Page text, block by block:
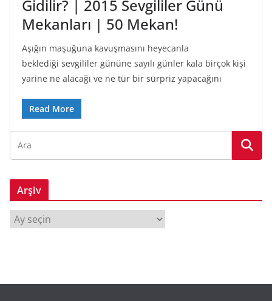
Gidilir? | 2015 Sevgililer Günü
Mekanları | 50 Mekan!
Aşığın maşuğuna kavuşmasını heyecanla
beklediği sevgililer gününe sayılı günler kala birçok kişi
yarine ne alacağı ve ne tür bir sürpriz yapacağını
Read More
Arşiv
r